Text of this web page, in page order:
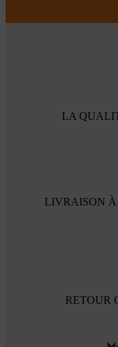
LA
LIVRAISON
RETOUR